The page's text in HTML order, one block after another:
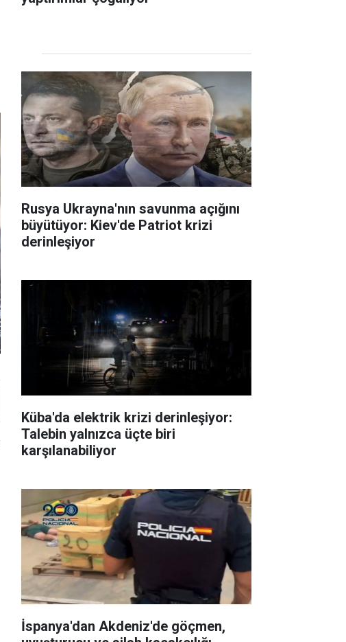
Rusya Ukrayna'nın savunma açığını
büyütüyor: Kiev'de Patriot krizi
derinleşiyor
Küba'da elektrik krizi derinleşiyor:
Talebin yalnızca üçte biri
karşılanabiliyor
İspanya'dan Akdeniz'de göçmen,